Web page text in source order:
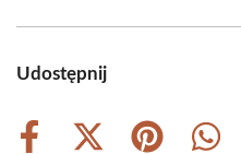
Udostępnij
Share
Share
Share
Share